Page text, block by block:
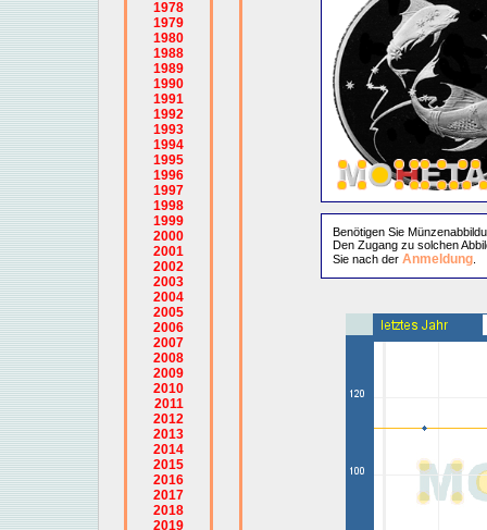
1978
1979
1980
1988
1989
1990
1991
1992
1993
1994
1995
1996
1997
1998
1999
2000
2001
2002
2003
2004
2005
2006
2007
2008
2009
2010
2011
2012
2013
2014
2015
2016
2017
2018
2019
Benötigen Sie
Den Zugang zu solchen
Sie nach der Anmeldung.